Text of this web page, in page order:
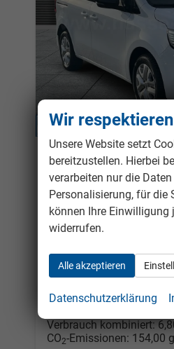
Renault Kangoo
Equilibre GJR+LED+PDC
Fahrzeugnr. 988515
Kraftstoff Benzin
25.04.2024
22.390,– €
Verbrauch kombiniert:
CO2-Emissionen: 154,00
Wir
Unsere Website setzt
bereitzustellen. Hierbei
verarbeiten nur die
Personalisierung, für die
können Ihre
widerrufen.
Alle akzeptieren
Datenschutzerklärung